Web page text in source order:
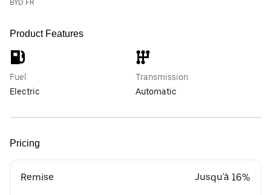
BYD FR
Product Features
Fuel
Electric
Transmission
Automatic
Pricing
Remise Jusqu'à 16%